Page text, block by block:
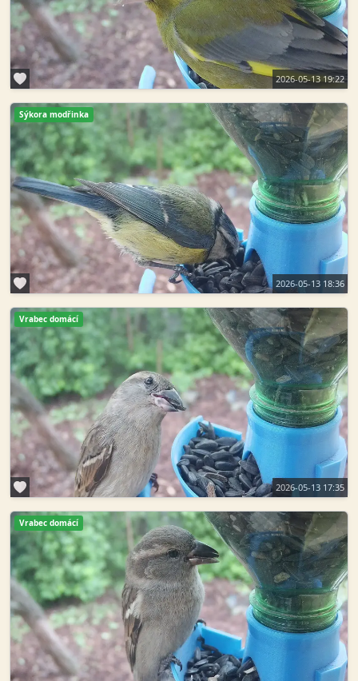
2026-05-13 19:22
Sýkora modřinka
2026-05-13 18:36
Vrabec domácí
2026-05-13 17:35
Vrabec domácí